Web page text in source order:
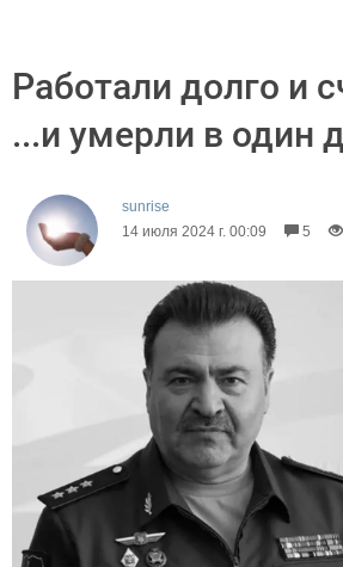
Работали долго и
...и умерли в один
sunrise
14 июля 2024 г. 00:09
5